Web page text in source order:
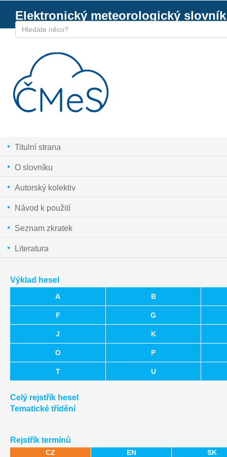
Elektronický meteorologický slovník
Titulní strana
O slovníku
Autorský kolektiv
Návod k použití
Seznam zkratek
Literatura
Výklad hesel
A B
F G
J K
O P
T U
Celý rejstřík hesel
Tematické třídění
Rejstřík termínů
CZ EN SK